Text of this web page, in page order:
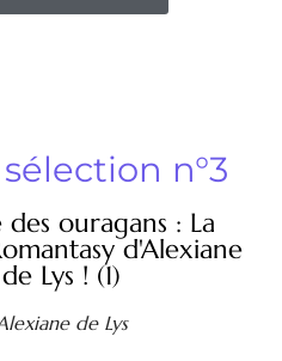
n°3
des ouragans : La
d'Alexiane
de Lys ! (1)
de Lys